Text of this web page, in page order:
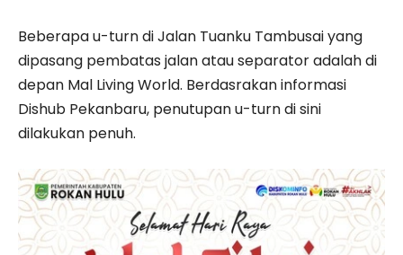
Beberapa u-turn di Jalan Tuanku Tambusai yang
dipasang pembatas jalan atau separator adalah di
depan Mal Living World. Berdasrakan informasi
Dishub Pekanbaru, penutupan u-turn di sini
dilakukan penuh.